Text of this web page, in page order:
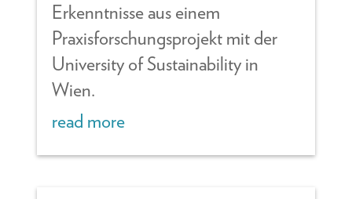
Erkenntnisse aus einem
Praxisforschungsprojekt mit der
University of Sustainability in
Wien.
read more